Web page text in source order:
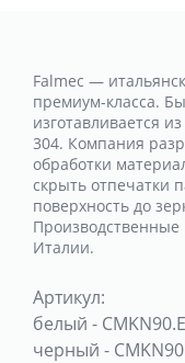
Falmec —
премиум-класса.
изготавливается
304. Компания
обработки
скрыть отпечатки
поверхность до
Италии.
Артикул:
белый -
черный -